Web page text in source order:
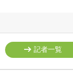
記者一覧